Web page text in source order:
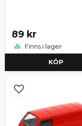
89 kr
Finns i lager
KÖP